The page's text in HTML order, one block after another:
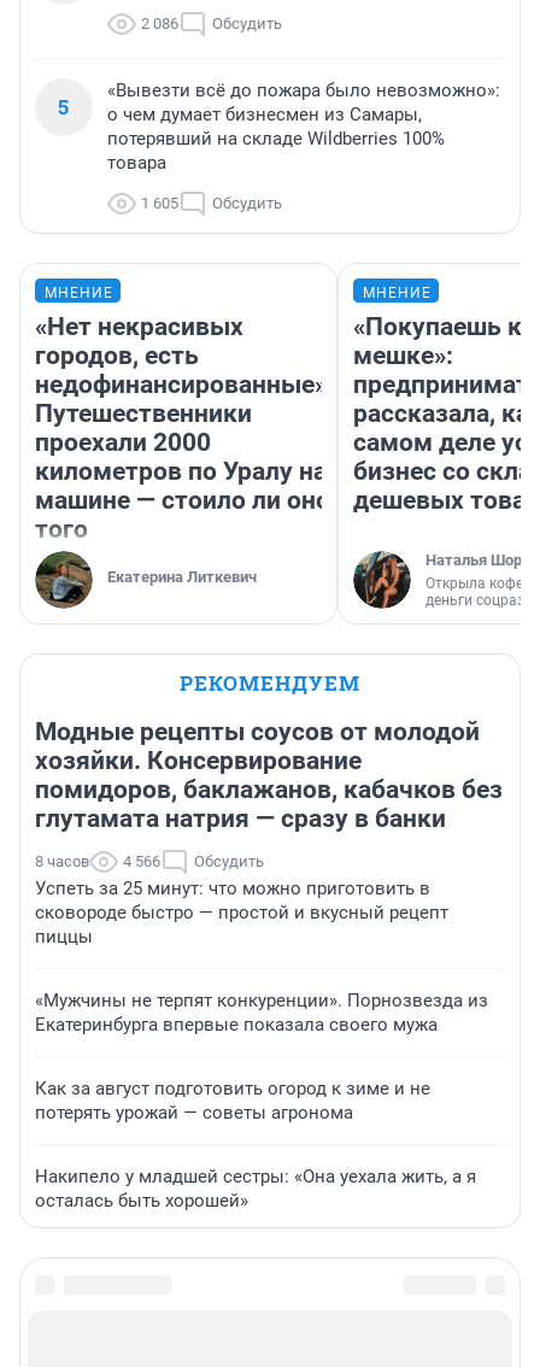
2 086 Обсудить
5
«Вывезти всё до пожара было невозможно»:
о чем думает бизнесмен из Самары,
потерявший на складе Wildberries 100%
товара
1 605 Обсудить
МНЕНИЕ
«Нет некрасивых
городов, есть
недофинансированные».
Путешественники
проехали 2000
километров по Уралу на
машине — стоило ли оно
того
Екатерина Литкевич
МНЕНИЕ
«Покупаешь
мешке»:
рассказала,
самом деле
бизнес со
дешевых
Наталья
Открыла
деньги
РЕКОМЕНДУЕМ
Модные рецепты соусов от молодой
хозяйки. Консервирование
помидоров, баклажанов, кабачков без
глутамата натрия — сразу в банки
8 часов 4 566 Обсудить
Успеть за 25 минут: что можно приготовить в
сковороде быстро — простой и вкусный рецепт
пиццы
«Мужчины не терпят конкуренции». Порнозвезда из
Екатеринбурга впервые показала своего мужа
Как за август подготовить огород к зиме и не
потерять урожай — советы агронома
Накипело у младшей сестры: «Она уехала жить, а я
осталась быть хорошей»